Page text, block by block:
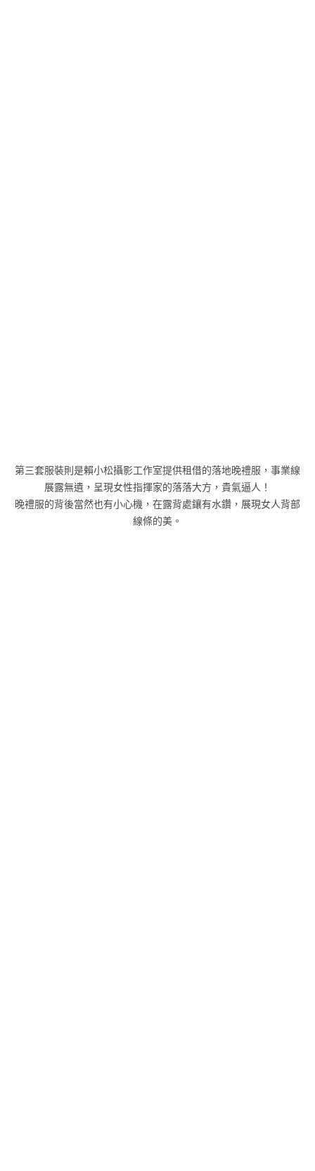
第三套服裝則是賴小松攝影工作室提供租借的落地晚禮服，事業線
展露無遺，呈現女性指揮家的落落大方，貴氣逼人！
晚禮服的背後當然也有小心機，在露背處鑲有水鑽，展現女人背部
線條的美。